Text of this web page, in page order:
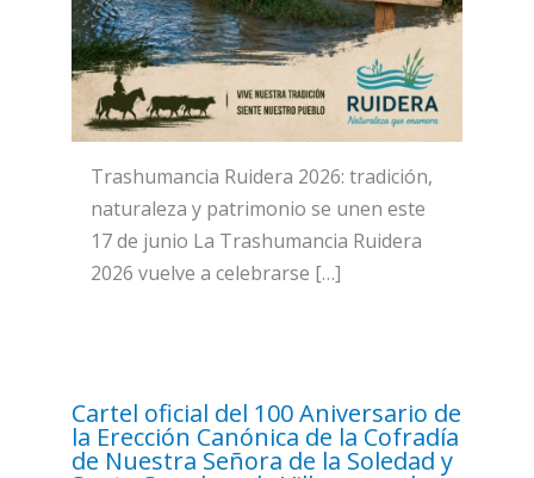
Trashumancia Ruidera 2026: tradición,
naturaleza y patrimonio se unen este
17 de junio La Trashumancia Ruidera
2026 vuelve a celebrarse […]
Cartel oficial del 100 Aniversario de
la Erección Canónica de la Cofradía
de Nuestra Señora de la Soledad y